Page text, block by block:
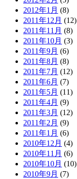
2012年1月 (8)
2011年12月 (12)
2011年11月 (8)
2011年10月 (3)
2011年9月 (6)
2011年8月 (8)
2011年7月 (12)
2011年6月 (7)
2011年5月 (11)
2011年4月 (9)
2011年3月 (12)
2011年2月 (9)
2011年1月 (6)
2010年12月 (4)
2010年11月 (6)
2010年10月 (10)
2010年9月 (7)